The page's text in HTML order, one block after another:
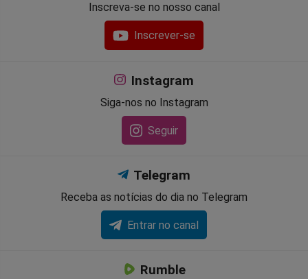
Inscreva-se no nosso canal
Inscrever-se
Instagram
Siga-nos no Instagram
Seguir
Telegram
Receba as notícias do dia no Telegram
Entrar no canal
Rumble